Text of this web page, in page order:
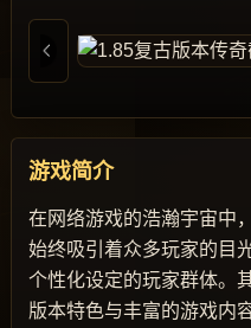
游戏简介
在网络游戏的浩瀚宇宙中
始终吸引着众多玩家的目
个性化设定的玩家群体。
版本特色与丰富的游戏内